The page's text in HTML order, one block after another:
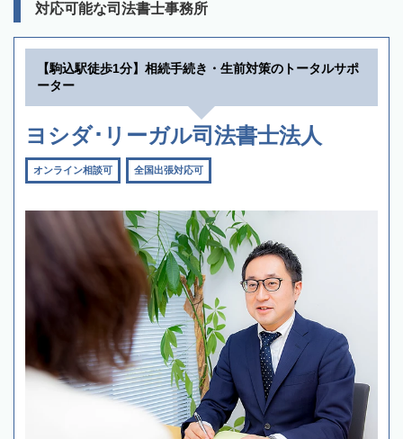
対応可能な司法書士事務所
【駒込駅徒歩1分】相続手続き・生前対策のトータルサポ
ーター
ヨシダ･リーガル司法書士法人
オンライン相談可 全国出張対応可